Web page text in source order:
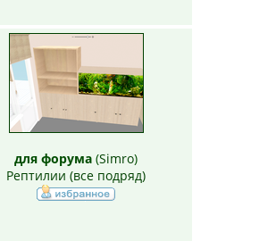
для форума (Simro)
Рептилии (все подряд)